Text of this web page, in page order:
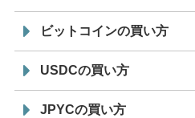
ビットコインの買い方
USDCの買い方
JPYCの買い方